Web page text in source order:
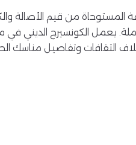
من قيم الأصالة
يعمل الكونسيرج الديني في
الثقافات وتفاصيل مناسك